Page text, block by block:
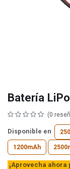
Batería
(0
Disponible en
1200mAh
¡Aprovecha